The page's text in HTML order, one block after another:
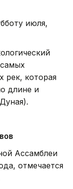
июля,
рек, которая
длине и
Ассамблеи
отмечается